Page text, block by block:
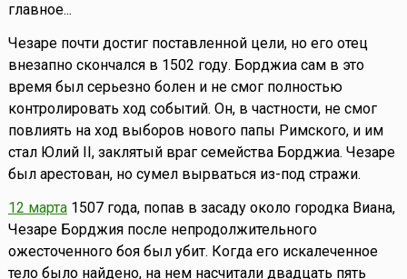
главное...
Чезаре почти достиг поставленной цели, но его отец
внезапно скончался в 1502 году. Борджиа сам в это
время был серьезно болен и не смог полностью
контролировать ход событий. Он, в частности, не смог
повлиять на ход выборов нового папы Римского, и им
стал Юлий II, заклятый враг семейства Борджиа. Чезаре
был арестован, но сумел вырваться из-под стражи.
12 марта1507 года, попав в засаду около городка Виана,
Чезаре Борджия после непродолжительного
ожесточенного боя был убит. Когда его искалеченное
тело было найдено, на нем насчитали двадцать пять